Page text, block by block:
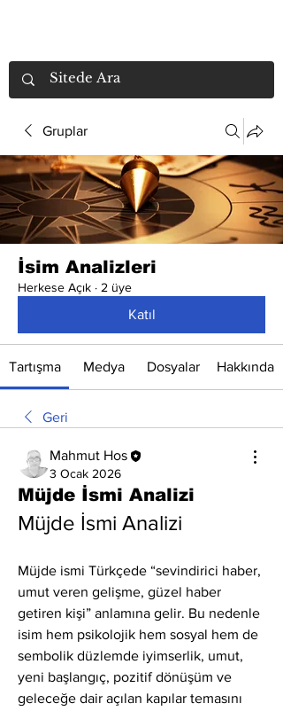
Gruplar
İsim Analizleri
Herkese Açık · 2 üye
Katıl
Tartışma Medya Dosyalar Hakkında
Geri
Mahmut Hos
3 Ocak 2026
Müjde İsmi Analizi
Müjde İsmi Analizi
Müjde ismi Türkçede “sevindirici haber,
umut veren gelişme, güzel haber
getiren kişi” anlamına gelir. Bu nedenle
isim hem psikolojik hem sosyal hem de
sembolik düzlemde iyimserlik, umut,
yeni başlangıç, pozitif dönüşüm ve
geleceğe dair açılan kapılar temasını